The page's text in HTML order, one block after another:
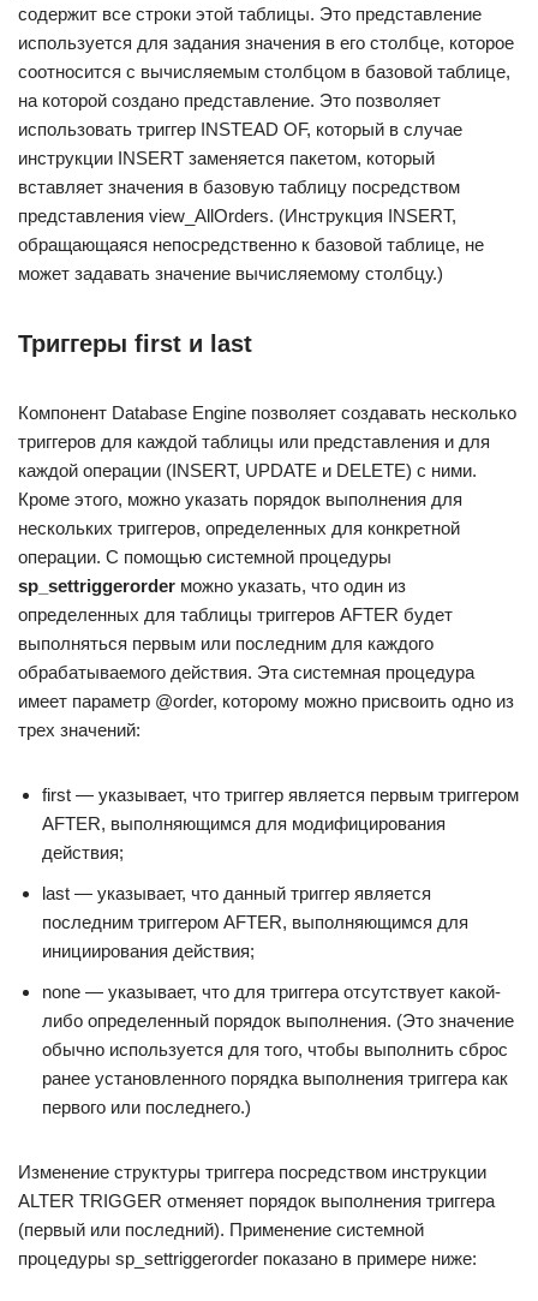
содержит все строки этой таблицы. Это представление
используется для задания значения в его столбце, которое
соотносится с вычисляемым столбцом в базовой таблице,
на которой создано представление. Это позволяет
использовать триггер INSTEAD OF, который в случае
инструкции INSERT заменяется пакетом, который
вставляет значения в базовую таблицу посредством
представления view_AllOrders. (Инструкция INSERT,
обращающаяся непосредственно к базовой таблице, не
может задавать значение вычисляемому столбцу.)
Триггеры first и last
Компонент Database Engine позволяет создавать несколько
триггеров для каждой таблицы или представления и для
каждой операции (INSERT, UPDATE и DELETE) с ними.
Кроме этого, можно указать порядок выполнения для
нескольких триггеров, определенных для конкретной
операции. С помощью системной процедуры
sp_settriggerorder можно указать, что один из
определенных для таблицы триггеров AFTER будет
выполняться первым или последним для каждого
обрабатываемого действия. Эта системная процедура
имеет параметр @order, которому можно присвоить одно из
трех значений:
first — указывает, что триггер является первым триггером
AFTER, выполняющимся для модифицирования
действия;
last — указывает, что данный триггер является
последним триггером AFTER, выполняющимся для
инициирования действия;
none — указывает, что для триггера отсутствует какой-
либо определенный порядок выполнения. (Это значение
обычно используется для того, чтобы выполнить сброс
ранее установленного порядка выполнения триггера как
первого или последнего.)
Изменение структуры триггера посредством инструкции
ALTER TRIGGER отменяет порядок выполнения триггера
(первый или последний). Применение системной
процедуры sp_settriggerorder показано в примере ниже: